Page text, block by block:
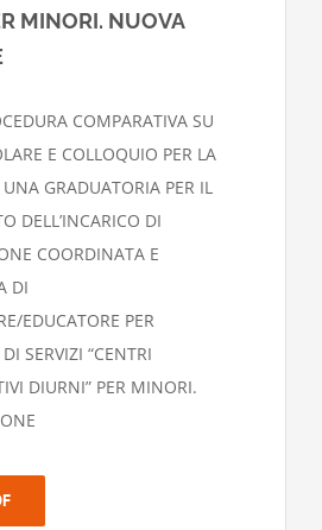
MINORI. NUOVA
COMPARATIVA SU
E COLLOQUIO PER LA
GRADUATORIA PER IL
DELL’INCARICO DI
COORDINATA E
DI
EDUCATORE PER
SERVIZI “CENTRI
DIURNI” PER MINORI.